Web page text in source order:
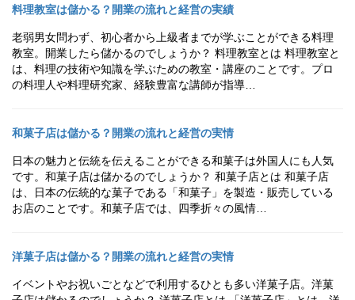
料理教室は儲かる？開業の流れと経営の実績
老弱男女問わず、初心者から上級者までが学ぶことができる料理
教室。開業したら儲かるのでしょうか？ 料理教室とは 料理教室と
は、料理の技術や知識を学ぶための教室・講座のことです。プロ
の料理人や料理研究家、経験豊富な講師が指導…
和菓子店は儲かる？開業の流れと経営の実情
日本の魅力と伝統を伝えることができる和菓子は外国人にも人気
です。和菓子店は儲かるのでしょうか？ 和菓子店とは 和菓子店
は、日本の伝統的な菓子である「和菓子」を製造・販売している
お店のことです。和菓子店では、四季折々の風情…
洋菓子店は儲かる？開業の流れと経営の実情
イベントやお祝いごとなどで利用するひとも多い洋菓子店。洋菓